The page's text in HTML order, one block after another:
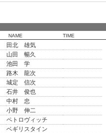
NAME TIME
田北 雄気
山田 暢久
池田 学
路木 龍次
城定 信次
石井 俊也
中村 忠
小野 伸二
ペトロヴィッチ
ベギリスタイン